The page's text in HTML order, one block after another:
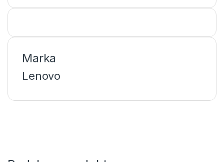
Marka
Lenovo